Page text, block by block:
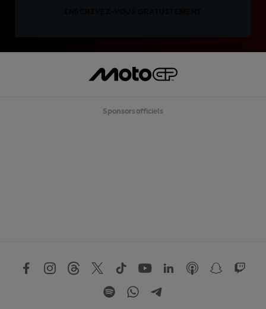
Sponsors officiels